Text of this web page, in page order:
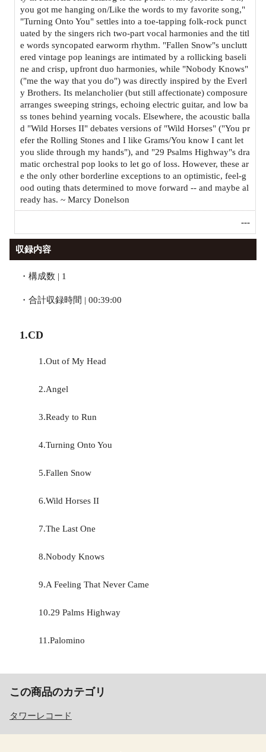
you got me hanging on/Like the words to my favorite song,"
"Turning Onto You" settles into a toe-tapping folk-rock punct
uated by the singers rich two-part vocal harmonies and the titl
e words syncopated earworm rhythm. "Fallen Snow"s unclutt
ered vintage pop leanings are intimated by a rollicking baseli
ne and crisp, upfront duo harmonies, while "Nobody Knows"
("me the way that you do") was directly inspired by the Everl
y Brothers. Its melancholier (but still affectionate) composure
arranges sweeping strings, echoing electric guitar, and low ba
ss tones behind yearning vocals. Elsewhere, the acoustic balla
d "Wild Horses II" debates versions of "Wild Horses" ("You pr
efer the Rolling Stones and I like Grams/You know I cant let
you slide through my hands"), and "29 Psalms Highway"s dra
matic orchestral pop looks to let go of loss. However, these ar
e the only other borderline exceptions to an optimistic, feel-g
ood outing thats determined to move forward -- and maybe al
ready has. ~ Marcy Donelson
---
収録内容
・構成数 | 1
・合計収録時間 | 00:39:00
1.CD
1.Out of My Head
2.Angel
3.Ready to Run
4.Turning Onto You
5.Fallen Snow
6.Wild Horses II
7.The Last One
8.Nobody Knows
9.A Feeling That Never Came
10.29 Palms Highway
11.Palomino
この商品のカテゴリ
タワーレコード